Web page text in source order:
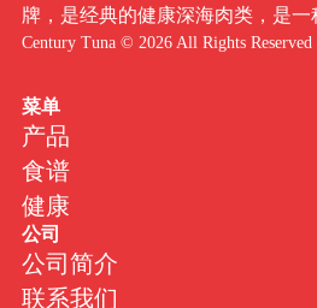
牌，是经典的健康深海肉类，是一
Century Tuna © 2026 All Rights Reserved
菜单
产品
食谱
健康
公司
公司简介
联系我们